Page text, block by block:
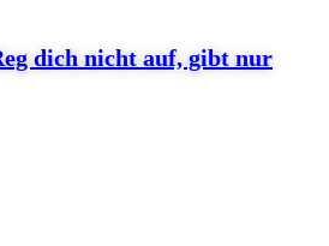
dich nicht auf, gibt nur